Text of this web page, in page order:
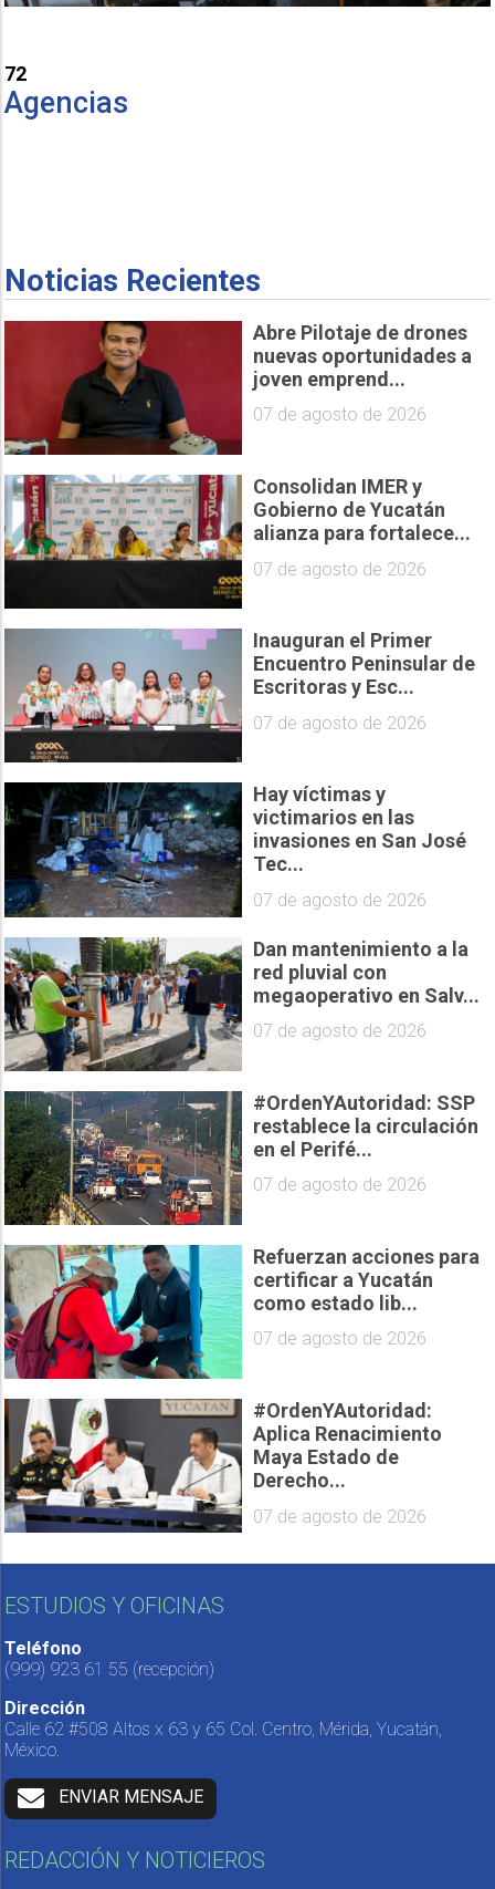
72
Agencias
Noticias Recientes
Abre Pilotaje de drones
nuevas oportunidades a
joven emprend...
07 de agosto de 2026
Consolidan IMER y
Gobierno de Yucatán
alianza para fortalece...
07 de agosto de 2026
Inauguran el Primer
Encuentro Peninsular de
Escritoras y Esc...
07 de agosto de 2026
Hay víctimas y
victimarios en las
invasiones en San José
Tec...
07 de agosto de 2026
Dan mantenimiento a la
red pluvial con
megaoperativo en Salv...
07 de agosto de 2026
#OrdenYAutoridad: SSP
restablece la circulación
en el Perifé...
07 de agosto de 2026
Refuerzan acciones para
certificar a Yucatán
como estado lib...
07 de agosto de 2026
#OrdenYAutoridad:
Aplica Renacimiento
Maya Estado de
Derecho...
07 de agosto de 2026
ESTUDIOS Y OFICINAS
Teléfono
(999) 923 61 55 (recepción)
Dirección
Calle 62 #508 Altos x 63 y 65 Col. Centro, Mérida, Yucatán,
México.
ENVIAR MENSAJE
REDACCIÓN Y NOTICIEROS